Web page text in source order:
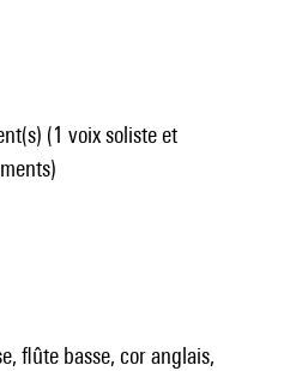
(1 voix soliste et
flûte basse, cor anglais,